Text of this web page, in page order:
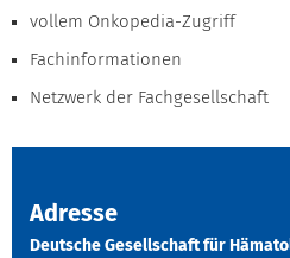
vollem Onkopedia-Zugriff
Fachinformationen
Netzwerk der Fachgesellschaft
Adresse
Deutsche Gesellschaft für